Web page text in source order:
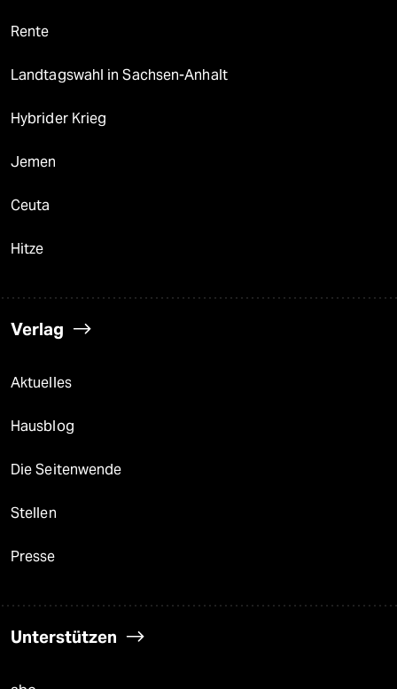
Rente
Landtagswahl in Sachsen-Anhalt
Hybrider Krieg
Jemen
Ceuta
Hitze
Verlag
Aktuelles
Hausblog
Die Seitenwende
Stellen
Presse
Unterstützen